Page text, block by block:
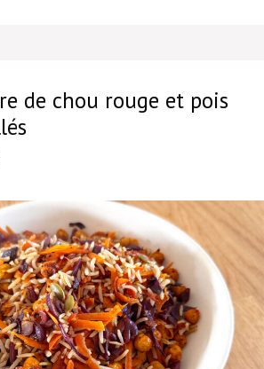
de chou rouge et pois